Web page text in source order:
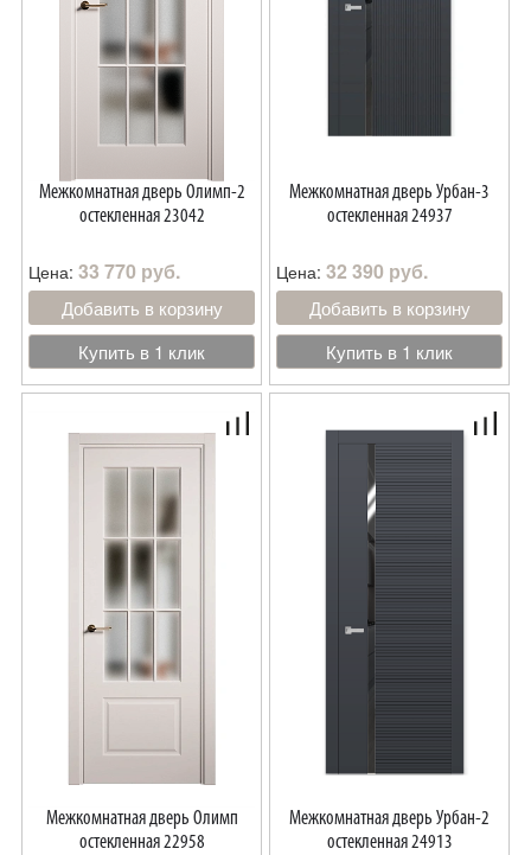
Межкомнатная дверь Олимп-2
остекленная 23042
Цена: 33 770 руб.
Добавить в корзину
Купить в 1 клик
Межкомнатная дверь Урбан-3
остекленная 24937
Цена: 32 390 руб.
Добавить в корзину
Купить в 1 клик
Межкомнатная дверь Олимп
остекленная 22958
Межкомнатная дверь Урбан-2
остекленная 24913